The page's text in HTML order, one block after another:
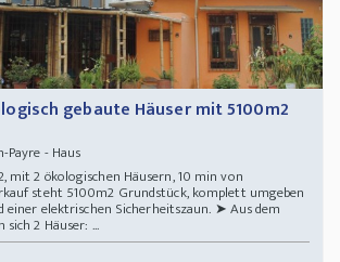
gebaute Häuser mit 5100m2
- Haus
mit 2 ökologischen Häusern, 10 min von
steht 5100m2 Grundstück, komplett umgeben
elektrischen Sicherheitszaun. ➤ Aus dem
2 Häuser: ...